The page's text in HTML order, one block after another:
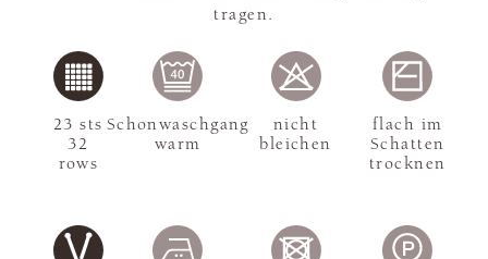
tragen.
23 sts
32
rows
Schonwaschgang
warm
nicht
bleichen
flach im
Schatten
trocknen